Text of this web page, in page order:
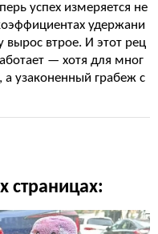
успех измеряется не
удержани
вырос втрое. И этот рец
— хотя для мног
узаконенный грабеж с
страницах: